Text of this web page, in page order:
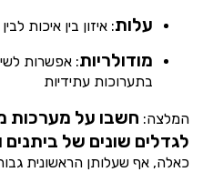
עלות: איזון בין איכות
מודולריות: אפשרות
בתערוכות עתידיות
המלצה: חשבו על מערכות
לגדלים שונים של ביתנים
כאלה, אף שעלותן הראשונית